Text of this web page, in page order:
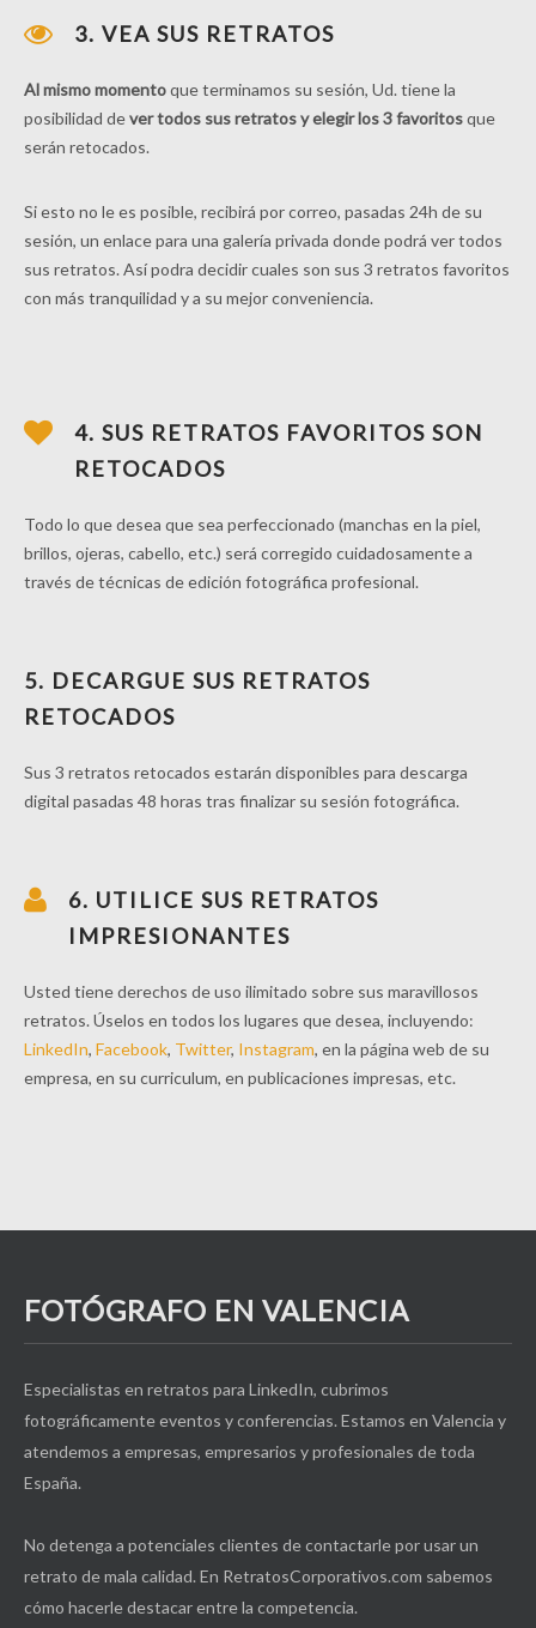
3. VEA SUS RETRATOS
Al mismo momentoque terminamos su sesión, Ud. tiene la
posibilidad dever todos sus retratos y elegir los 3 favoritosque
serán retocados.
Si esto no le es posible, recibirá por correo, pasadas 24h de su
sesión, un enlace para una galería privada donde podrá ver todos
sus retratos. Así podra decidir cuales son sus 3 retratos favoritos
con más tranquilidad y a su mejor conveniencia.
4. SUS RETRATOS FAVORITOS SON
RETOCADOS
Todo lo que desea que sea perfeccionado (manchas en la piel,
brillos, ojeras, cabello, etc.) será corregido cuidadosamente a
través de técnicas de edición fotográfica profesional.
5. DECARGUE SUS RETRATOS
RETOCADOS
Sus 3 retratos retocados estarán disponibles para descarga
digital pasadas 48 horas tras finalizar su sesión fotográfica.
6. UTILICE SUS RETRATOS
IMPRESIONANTES
Usted tiene derechos de uso ilimitado sobre sus maravillosos
retratos. Úselos en todos los lugares que desea, incluyendo:
LinkedIn, Facebook, Twitter, Instagram, en la página web de su
empresa, en su curriculum, en publicaciones impresas, etc.
FOTÓGRAFO EN VALENCIA
Especialistas en retratos para LinkedIn, cubrimos
fotográficamente eventos y conferencias. Estamos en Valencia y
atendemos a empresas, empresarios y profesionales de toda
España.
No detenga a potenciales clientes de contactarle por usar un
retrato de mala calidad. En RetratosCorporativos.com sabemos
cómo hacerle destacar entre la competencia.